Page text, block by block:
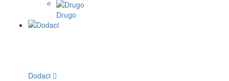
Drugo
Dodaci